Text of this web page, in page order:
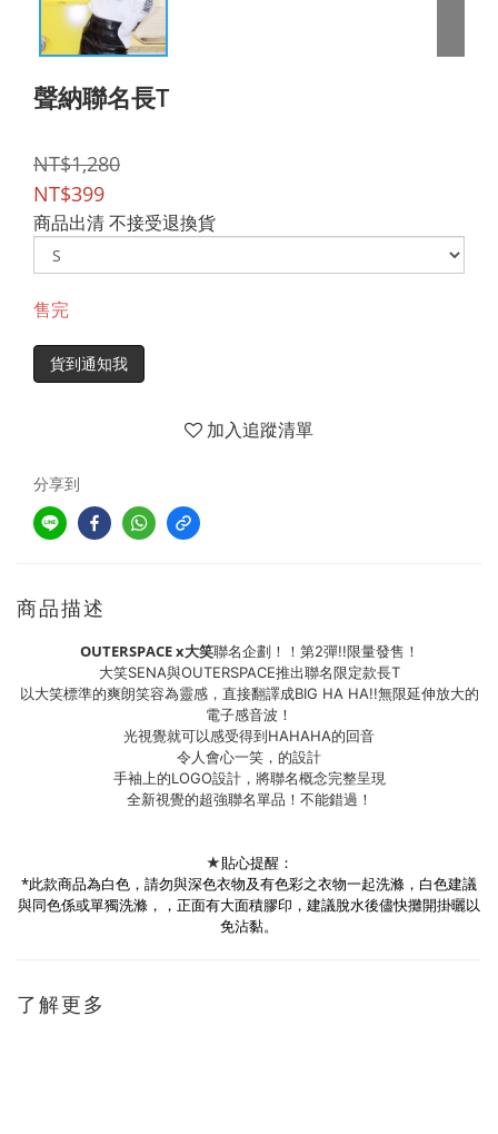
聲納聯名長T
NT$1,280
NT$399
商品出清 不接受退換貨
售完
貨到通知我
加入追蹤清單
分享到
商品描述
OUTERSPACE x大笑聯名企劃！！第2彈!!限量發售！
大笑SENA與OUTERSPACE推出聯名限定款長T
以大笑標準的爽朗笑容為靈感，直接翻譯成BIG HA HA!!無限延伸放大的
電子感音波！
光視覺就可以感受得到HAHAHA的回音
令人會心一笑，的設計
手袖上的LOGO設計，將聯名概念完整呈現
全新視覺的超強聯名單品！不能錯過！
★貼心提醒：
*此款商品為白色，請勿與深色衣物及有色彩之衣物一起洗滌，白色建議
與同色係或單獨洗滌，，正面有大面積膠印，建議脫水後儘快攤開掛曬以
免沾黏。
了解更多